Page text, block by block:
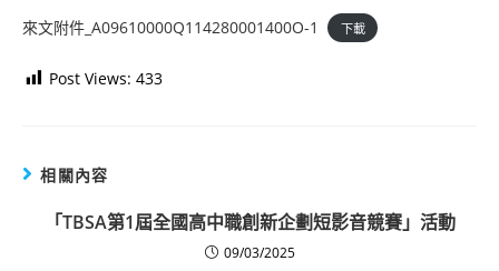
來文附件_A09610000Q114280001400O-1 下載
Post Views: 433
相關內容
「TBSA第1屆全國高中職創新企劃短影音競賽」活動
09/03/2025